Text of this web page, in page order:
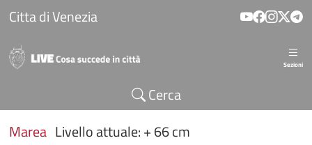
Salta al contenuto principale
Citta di Venezia
Sezioni
Cerca
Marea Livello attuale: + 66 cm